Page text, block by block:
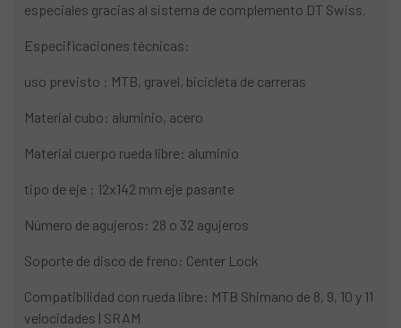
especiales gracias al sistema de complemento DT Swiss.
Especificaciones técnicas:
uso previsto : MTB, gravel, bicicleta de carreras
Material cubo: aluminio, acero
Material cuerpo rueda libre: aluminio
tipo de eje : 12x142 mm eje pasante
Número de agujeros: 28 o 32 agujeros
Soporte de disco de freno: Center Lock
Compatibilidad con rueda libre: MTB Shimano de 8, 9, 10 y 11
velocidades | SRAM